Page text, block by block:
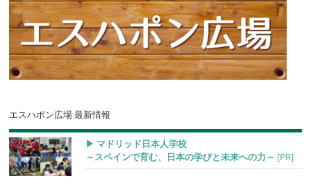
エスハポン広場 最新情報
▶︎ マドリッド日本人学校
～スペインで育む、日本の学びと未来への力～ [PR]